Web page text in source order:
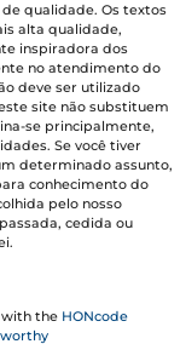
qualidade. Os textos
alta qualidade,
inspiradora dos
no atendimento do
deve ser utilizado
site não substituem
se principalmente,
Se você tiver
determinado assunto,
conhecimento do
pelo nosso
cedida ou
with the HONcode